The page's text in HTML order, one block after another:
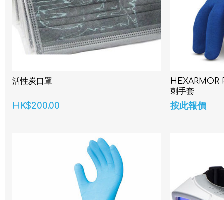
活性炭口罩
HK$200.00
刺手套
按此報價